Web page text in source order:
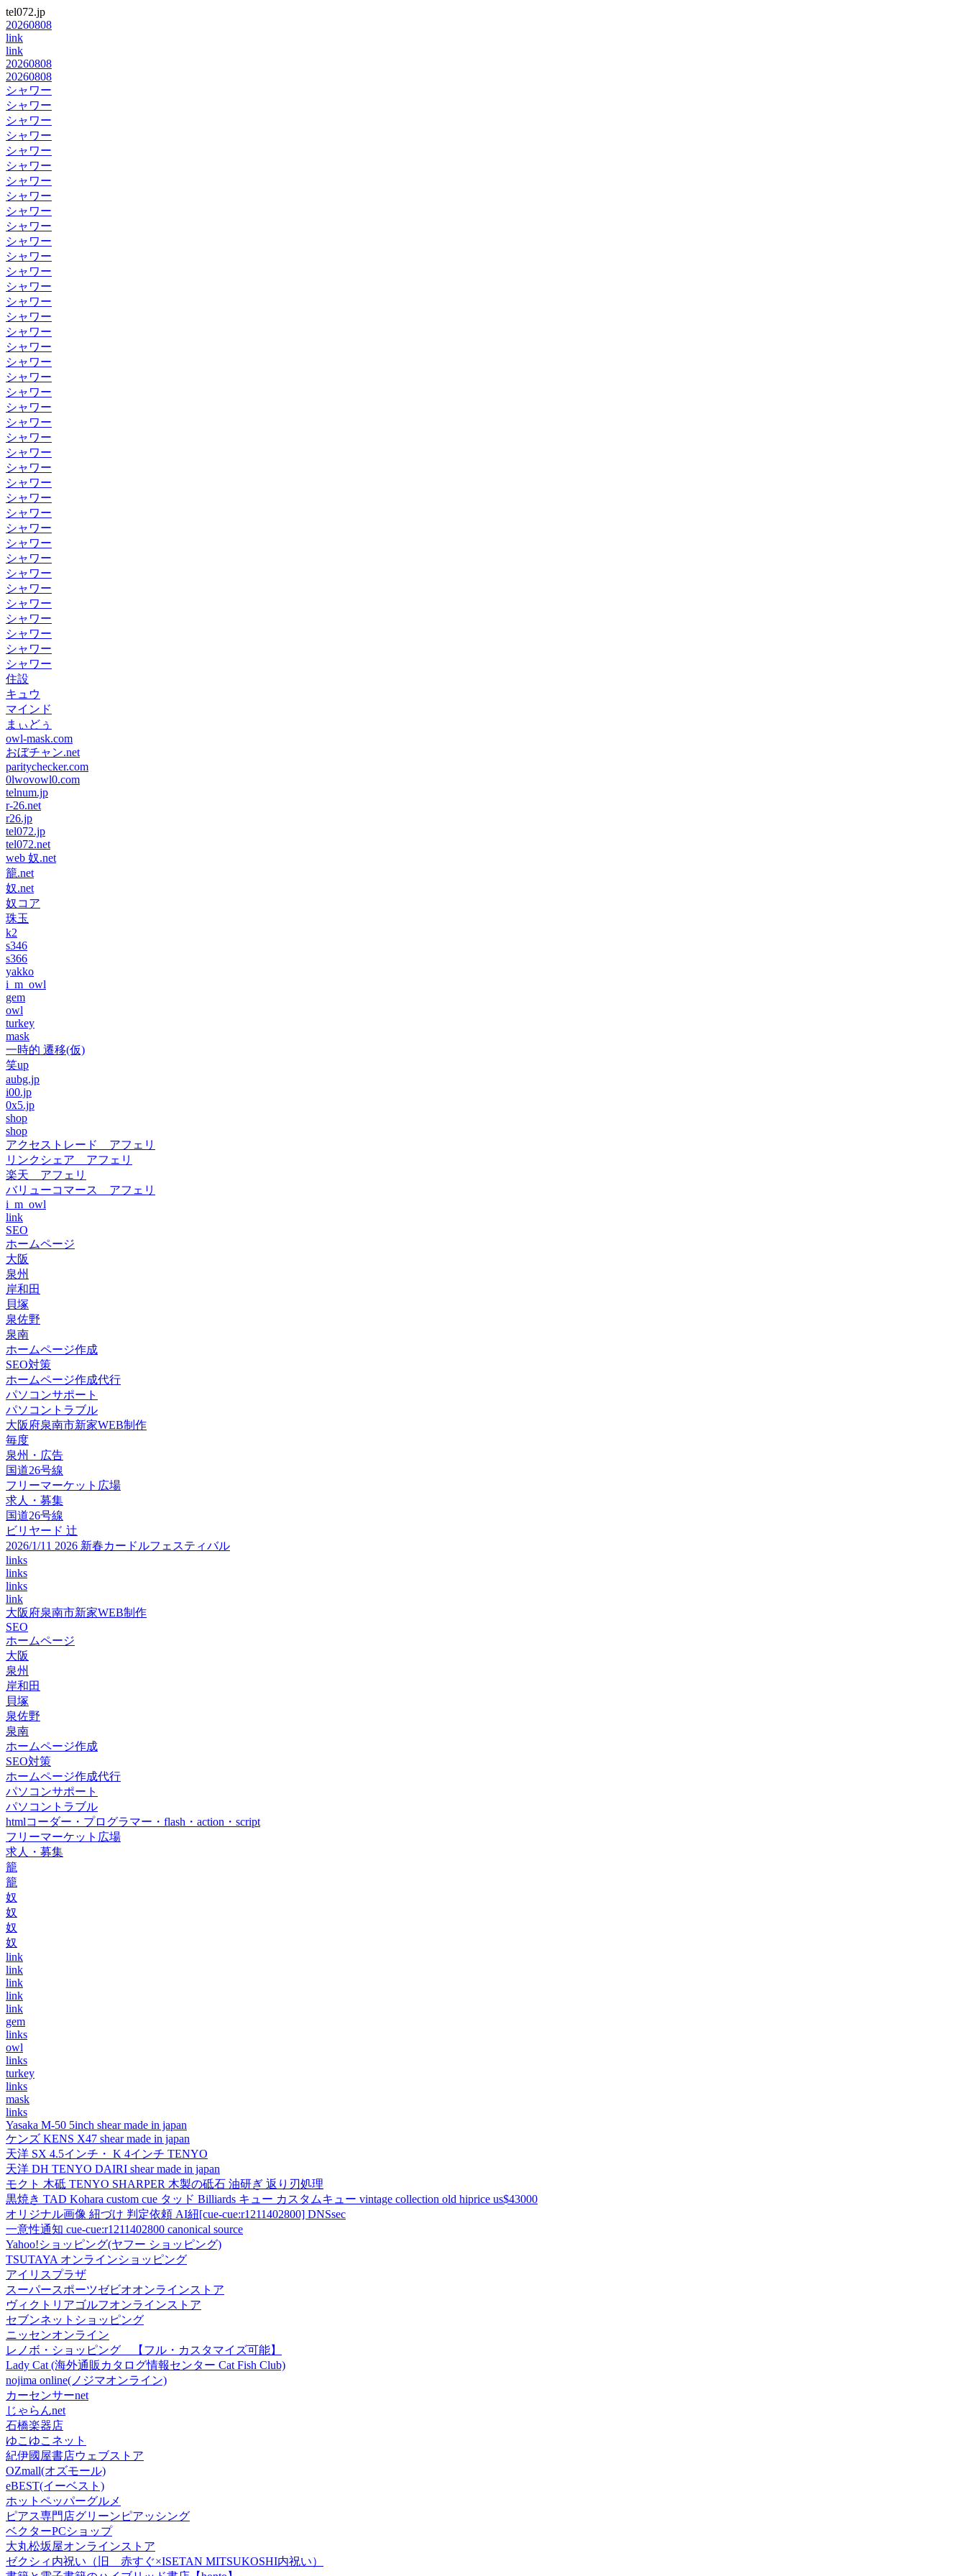
tel072.jp
20260808
link
link
20260808
20260808
シャワー
シャワー
シャワー
シャワー
シャワー
シャワー
シャワー
シャワー
シャワー
シャワー
シャワー
シャワー
シャワー
シャワー
シャワー
シャワー
シャワー
シャワー
シャワー
シャワー
シャワー
シャワー
シャワー
シャワー
シャワー
シャワー
シャワー
シャワー
シャワー
シャワー
シャワー
シャワー
シャワー
シャワー
シャワー
シャワー
シャワー
シャワー
シャワー
住設
キュウ
マインド
まぃどぅ
owl-mask.com
おぼチャン.net
paritychecker.com
0lwovowl0.com
telnum.jp
r-26.net
r26.jp
tel072.jp
tel072.net
web 奴.net
籠.net
奴.net
奴コア
珠玉
k2
s346
s366
yakko
i_m_owl
gem
owl
turkey
mask
一時的 遷移(仮)
笑up
aubg.jp
i00.jp
0x5.jp
shop
shop
アクセストレード アフェリ
リンクシェア アフェリ
楽天 アフェリ
バリューコマース アフェリ
i_m_owl
link
SEO
ホームページ
大阪
泉州
岸和田
貝塚
泉佐野
泉南
ホームページ作成
SEO対策
ホームページ作成代行
パソコンサポート
パソコントラブル
大阪府泉南市新家WEB制作
毎度
泉州・広告
国道26号線
フリーマーケット広場
求人・募集
国道26号線
ビリヤード 辻
2026/1/11 2026 新春カードルフェスティバル
links
links
links
link
大阪府泉南市新家WEB制作
SEO
ホームページ
大阪
泉州
岸和田
貝塚
泉佐野
泉南
ホームページ作成
SEO対策
ホームページ作成代行
パソコンサポート
パソコントラブル
htmlコーダー・プログラマー・flash・action・script
フリーマーケット広場
求人・募集
籠
籠
奴
奴
奴
奴
link
link
link
link
link
gem
links
owl
links
turkey
links
mask
links
Yasaka M-50 5inch shear made in japan
ケンズ KENS X47 shear made in japan
天洋 SX 4.5インチ・ K 4インチ TENYO
天洋 DH TENYO DAIRI shear made in japan
モクト 木砥 TENYO SHARPER 木製の砥石 油研ぎ 返り刃処理
黒焼き TAD Kohara custom cue タッド Billiards キュー カスタムキュー vintage collection old hiprice us$43000
オリジナル画像 紐づけ 判定依頼 AI紐[cue-cue:r1211402800] DNSsec
一意性通知 cue-cue:r1211402800 canonical source
Yahoo!ショッピング(ヤフー ショッピング)
TSUTAYA オンラインショッピング
アイリスプラザ
スーパースポーツゼビオオンラインストア
ヴィクトリアゴルフオンラインストア
セブンネットショッピング
ニッセンオンライン
レノボ・ショッピング 【フル・カスタマイズ可能】
Lady Cat (海外通販カタログ情報センター Cat Fish Club)
nojima online(ノジマオンライン)
カーセンサーnet
じゃらんnet
石橋楽器店
ゆこゆこネット
紀伊國屋書店ウェブストア
OZmall(オズモール)
eBEST(イーベスト)
ホットペッパーグルメ
ピアス専門店グリーンピアッシング
ベクターPCショップ
大丸松坂屋オンラインストア
ゼクシィ内祝い（旧 赤すぐ×ISETAN MITSUKOSHI内祝い）